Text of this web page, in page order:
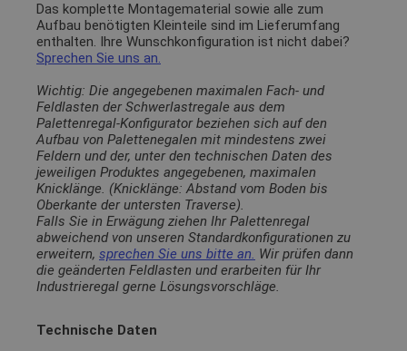
Das komplette Montagematerial sowie alle zum
Aufbau benötigten Kleinteile sind im Lieferumfang
enthalten. Ihre Wunschkonfiguration ist nicht dabei?
Sprechen Sie uns an.
Wichtig: Die angegebenen maximalen Fach- und
Feldlasten der Schwerlastregale aus dem
Palettenregal-Konfigurator beziehen sich auf den
Aufbau von Palettenegalen mit mindestens zwei
Feldern und der, unter den technischen Daten des
jeweiligen Produktes angegebenen, maximalen
Knicklänge. (Knicklänge: Abstand vom Boden bis
Oberkante der untersten Traverse).
Falls Sie in Erwägung ziehen Ihr Palettenregal
abweichend von unseren Standardkonfigurationen zu
erweitern, sprechen Sie uns bitte an. Wir prüfen dann
die geänderten Feldlasten und erarbeiten für Ihr
Industrieregal gerne Lösungsvorschläge.
Technische Daten